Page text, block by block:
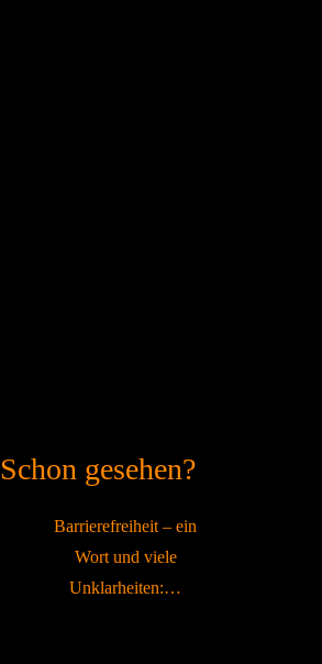
Schon gesehen?
Barrierefreiheit – ein
Wort und viele
Unklarheiten:…